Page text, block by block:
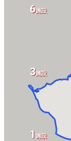
1 施設
3施設
6施設